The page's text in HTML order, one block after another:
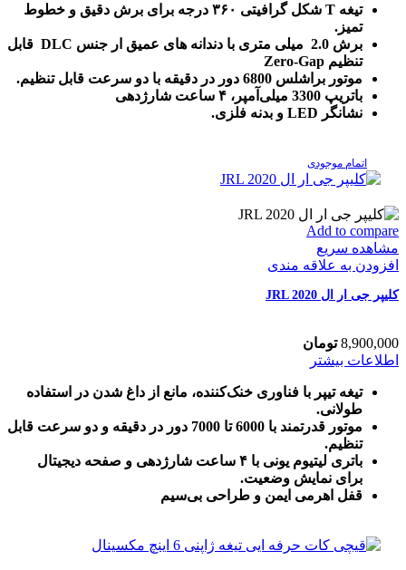
لوپرو
اف
ایکس
بابلیس
پرو-
LO-
PRO
تیغه T شکل گرافیتی ۳۶۰ درجه برای برش دقیق و خطوط
تمیز.
برش 2.0 میلی متری با دندانه های عمیق ار جنس DLC قابل
تنظیم Zero-Gap
موتور براشلس 6800 دور در دقیقه با دو سرعت قابل تنظیم.
باتریپ 3300 میلی‌آمپر، ۴ ساعت شارژدهی
نشانگر LED و بدنه فلزی.
اتمام موجودی
Add to compare
مشاهده سریع
افزودن به علاقه مندی
کلیپر جی ار ال JRL 2020
8,900,000 تومان
اطلاعات بیشتر
تیغه تیپر با فناوری خنک‌کننده، مانع از داغ شدن در استفاده
طولانی.
موتور قدرتمند با 6000 تا 7000 دور در دقیقه و دو سرعت قابل
تنظیم.
باتری لیتیوم یونی با ۴ ساعت شارژدهی و صفحه دیجیتال
برای نمایش وضعیت.
قفل اهرمی ایمن و طراحی بی‌سیم